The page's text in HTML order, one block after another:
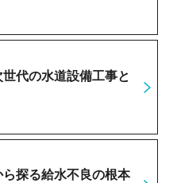
代の水道設備工事と
ら探る給水不良の根本